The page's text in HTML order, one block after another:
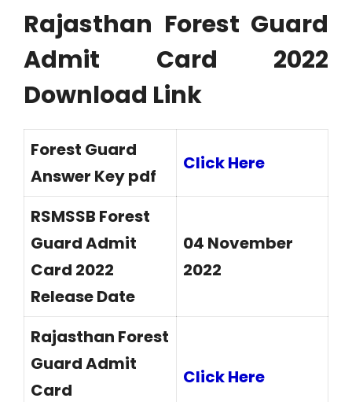
Rajasthan Forest Guard
Admit Card 2022
Download Link
Forest Guard
Answer Key pdf
Click Here
RSMSSB Forest
Guard Admit
Card 2022
Release Date
04 November
2022
Rajasthan Forest
Guard Admit
Card
Click Here